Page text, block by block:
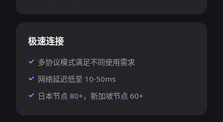
极速连接
多协议模式满足不同使用需求
网络延迟低至 10-50ms
日本节点 80+，新加坡节点 60+